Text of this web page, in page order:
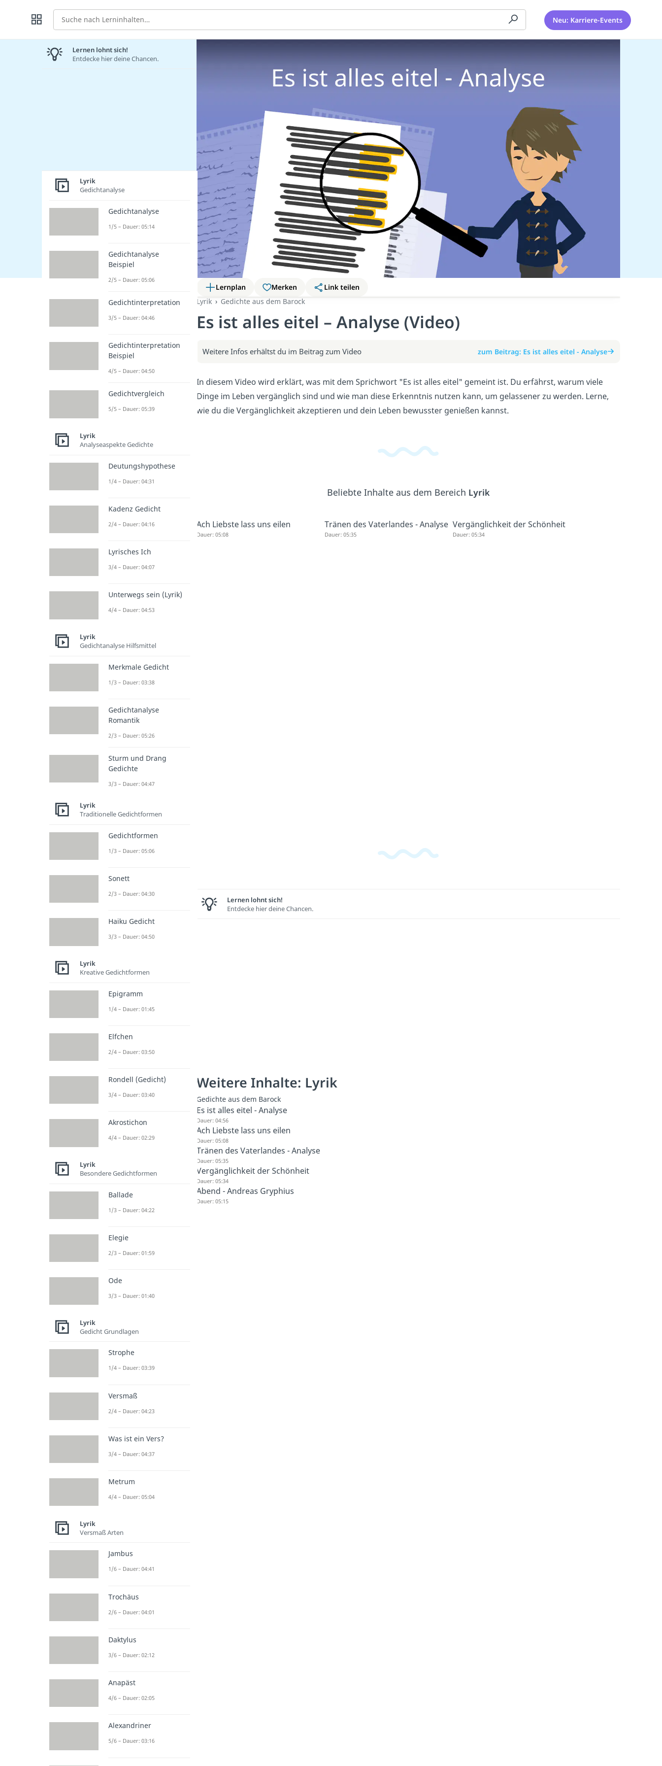
Suche Neu: Karriere-Events
Lernplan Merken
Link teilen
Lyrik
Gedichte aus dem Barock
Es ist alles eitel – Analyse (Video)
Weitere Infos erhältst du im Beitrag zum Video zum Beitrag: Es ist alles eitel - Analyse
In diesem Video wird erklärt, was mit dem Sprichwort "Es ist alles eitel" gemeint ist. Du erfährst, warum viele
Dinge im Leben vergänglich sind und wie man diese Erkenntnis nutzen kann, um gelassener zu werden. Lerne,
wie du die Vergänglichkeit akzeptieren und dein Leben bewusster genießen kannst.
Beliebte Inhalte aus dem Bereich Lyrik
Ach Liebste lass uns eilen
Dauer: 05:08
Tränen des Vaterlandes - Analyse
Dauer: 05:35
Vergänglichkeit der Schönheit
Dauer: 05:34
Lernen lohnt sich!
Entdecke hier deine Chancen.
Weitere Inhalte: Lyrik
Gedichte aus dem Barock
Es ist alles eitel - Analyse
Dauer: 04:56
Ach Liebste lass uns eilen
Dauer: 05:08
Tränen des Vaterlandes - Analyse
Dauer: 05:35
Vergänglichkeit der Schönheit
Dauer: 05:34
Abend - Andreas Gryphius
Dauer: 05:15
Lernen lohnt sich!
Entdecke hier deine Chancen.
Lyrik
Gedichtanalyse
Gedichtanalyse
1/5 – Dauer: 05:14
Gedichtanalyse
Beispiel
2/5 – Dauer: 05:06
Gedichtinterpretation
3/5 – Dauer: 04:46
Gedichtinterpretation
Beispiel
4/5 – Dauer: 04:50
Gedichtvergleich
5/5 – Dauer: 05:39
Lyrik
Analyseaspekte Gedichte
Deutungshypothese
1/4 – Dauer: 04:31
Kadenz Gedicht
2/4 – Dauer: 04:16
Lyrisches Ich
3/4 – Dauer: 04:07
Unterwegs sein (Lyrik)
4/4 – Dauer: 04:53
Lyrik
Gedichtanalyse Hilfsmittel
Merkmale Gedicht
1/3 – Dauer: 03:38
Gedichtanalyse
Romantik
2/3 – Dauer: 05:26
Sturm und Drang
Gedichte
3/3 – Dauer: 04:47
Lyrik
Traditionelle Gedichtformen
Gedichtformen
1/3 – Dauer: 05:06
Sonett
2/3 – Dauer: 04:30
Haiku Gedicht
3/3 – Dauer: 04:50
Lyrik
Kreative Gedichtformen
Epigramm
1/4 – Dauer: 01:45
Elfchen
2/4 – Dauer: 03:50
Rondell (Gedicht)
3/4 – Dauer: 03:40
Akrostichon
4/4 – Dauer: 02:29
Lyrik
Besondere Gedichtformen
Ballade
1/3 – Dauer: 04:22
Elegie
2/3 – Dauer: 01:59
Ode
3/3 – Dauer: 01:40
Lyrik
Gedicht Grundlagen
Strophe
1/4 – Dauer: 03:39
Versmaß
2/4 – Dauer: 04:23
Was ist ein Vers?
3/4 – Dauer: 04:37
Metrum
4/4 – Dauer: 05:04
Lyrik
Versmaß Arten
Jambus
1/6 – Dauer: 04:41
Trochäus
2/6 – Dauer: 04:01
Daktylus
3/6 – Dauer: 02:12
Anapäst
4/6 – Dauer: 02:05
Alexandriner
5/6 – Dauer: 03:16